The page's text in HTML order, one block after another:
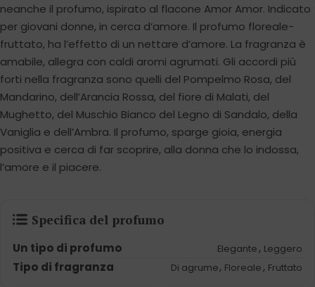
neanche il profumo, ispirato al flacone Amor Amor. Indicato
per giovani donne, in cerca d’amore. Il profumo floreale-
fruttato, ha l’effetto di un nettare d’amore. La fragranza è
amabile, allegra con caldi aromi agrumati. Gli accordi più
forti nella fragranza sono quelli del Pompelmo Rosa, del
Mandarino, dell’Arancia Rossa, del fiore di Malati, del
Mughetto, del Muschio Bianco del Legno di Sandalo, della
Vaniglia e dell’Ambra. Il profumo, sparge gioia, energia
positiva e cerca di far scoprire, alla donna che lo indossa,
l’amore e il piacere.
Specifica del profumo
Un tipo di profumo Elegante , Leggero
Tipo di fragranza Di agrume, Floreale , Fruttato